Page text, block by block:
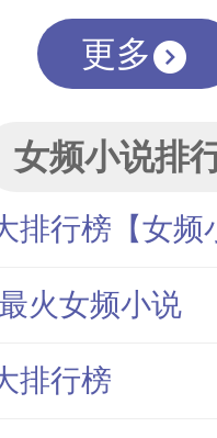
更多
女频小说排
排行榜【女频
火女频小说
排行榜